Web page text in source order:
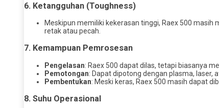
6. Ketangguhan (Toughness)
Meskipun memiliki kekerasan tinggi, Raex 500
retak atau pecah.
7. Kemampuan Pemrosesan
Pengelasan: Raex 500 dapat dilas, tetapi biasanya
Pemotongan: Dapat dipotong dengan plasma, laser,
Pembentukan: Meski keras, Raex 500 masih dapat
8. Suhu Operasional